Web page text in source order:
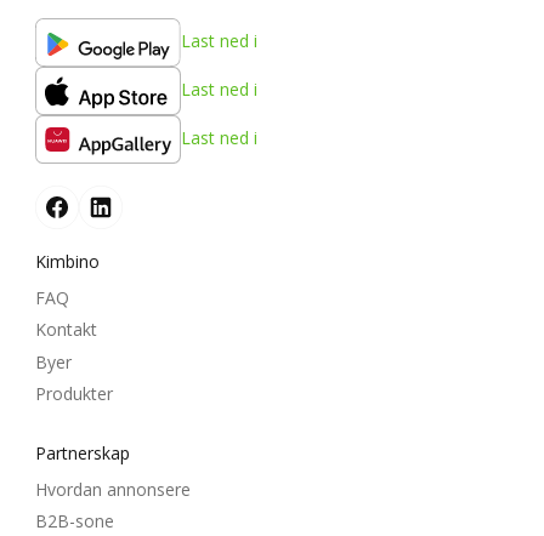
Last ned i
Last ned i
Last ned i
Kimbino
FAQ
Kontakt
Byer
Produkter
Partnerskap
Hvordan annonsere
B2B-sone